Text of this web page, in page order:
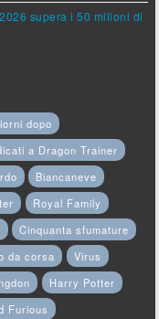
supera i 50 milioni di
dopo
a Dragon Trainer
Biancaneve
Royal Family
Cinquanta sfumature
da corsa
Virus
Harry Potter
Furious